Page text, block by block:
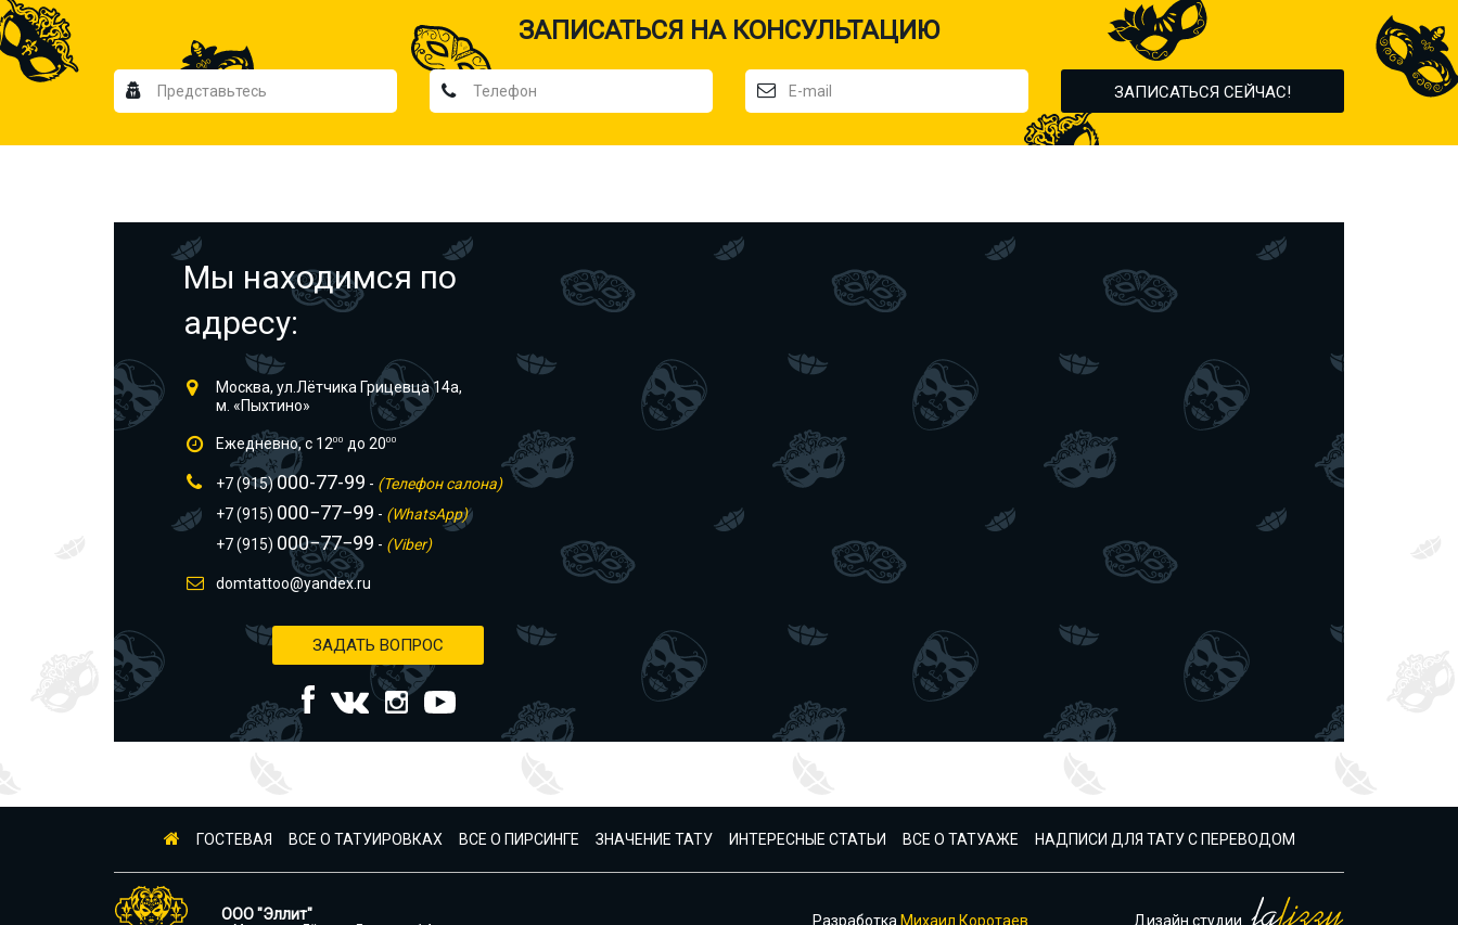
ЗАПИСАТЬСЯ НА КОНСУЛЬТАЦИЮ
Мы находимся по
адресу:
Москва, ул.Лётчика Грицевца 14а,
м. «Пыхтино»
Ежедневно, с 1200 до 2000
+7 (915)000-77-99 - (Телефон салона)
+7 (915) 000−77−99 - (WhatsApp)
+7 (915) 000−77−99 - (Viber)
domtattoo@yandex.ru
ЗАДАТЬ ВОПРОС
ГОСТЕВАЯ ВСЕ О ТАТУИРОВКАХ ВСЕ О ПИРСИНГЕ ЗНАЧЕНИЕ ТАТУ ИНТЕРЕСНЫЕ СТАТЬИ ВСЕ О ТАТУАЖЕ НАДПИСИ ДЛЯ ТАТУ С ПЕРЕВОДОМ
ООО "Эллит" Разработка Михаил Коротаев Дизайн студии